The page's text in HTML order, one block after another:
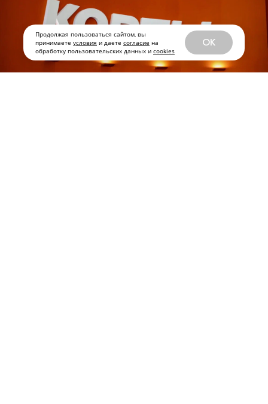
Продолжая пользоваться сайтом, вы
принимаете условия и даете согласие на
обработку пользовательских данных и cookies
OK